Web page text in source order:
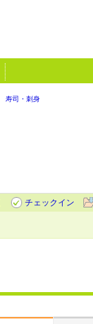
寿司・刺身
チェックイン